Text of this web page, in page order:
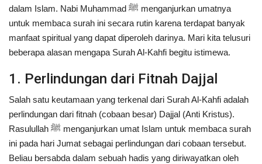
dalam Islam. Nabi Muhammad ﷺ menganjurkan umatnya
untuk membaca surah ini secara rutin karena terdapat banyak
manfaat spiritual yang dapat diperoleh darinya. Mari kita telusuri
beberapa alasan mengapa Surah Al-Kahfi begitu istimewa.
1. Perlindungan dari Fitnah Dajjal
Salah satu keutamaan yang terkenal dari Surah Al-Kahfi adalah
perlindungan dari fitnah (cobaan besar) Dajjal (Anti Kristus).
Rasulullah ﷺ menganjurkan umat Islam untuk membaca surah
ini pada hari Jumat sebagai perlindungan dari cobaan tersebut.
Beliau bersabda dalam sebuah hadis yang diriwayatkan oleh